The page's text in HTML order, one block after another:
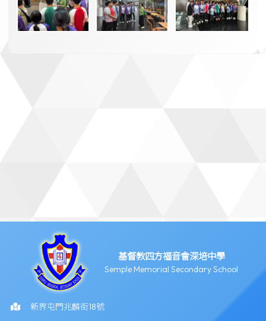
基督教四方福音會深培中學
Semple Memorial Secondary School
新界屯門兆麟街18號